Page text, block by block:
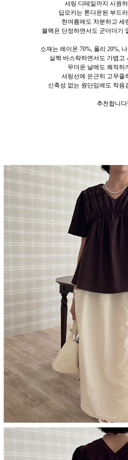
셔링 디테일까지 시원
딥모카는 톤다운된 부드
한여름에도 차분하고 세
블랙은 단정하면서도 군더더기
소재는 레이온 70%, 폴리 20%,
살짝 바스락하면서도 가볍고
무더운 날에도 쾌적하
셔링선에 은근히 고무줄
신축성 없는 원단임에도 착용
추천합니다!